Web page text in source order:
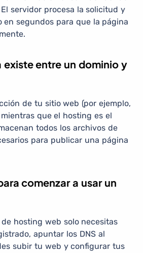
servidor procesa la solicitud y
segundos para que la página
entre un dominio y
de tu sitio web (por ejemplo,
que el hosting es el
todos los archivos de
para publicar una página
comenzar a usar un
hosting web solo necesitas
apuntar los DNS al
subir tu web y configurar tus